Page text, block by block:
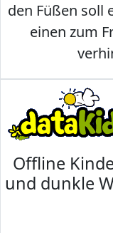
den Füßen soll
einen zum
Offline
und dunkle